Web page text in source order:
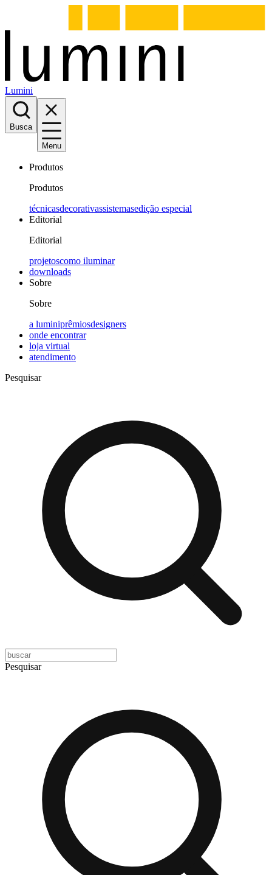
Lumini
Busca
Menu
Produtos
Produtos
técnicasdecorativassistemasedição especial
Editorial
Editorial
projetoscomo iluminar
downloads
Sobre
Sobre
a luminiprêmiosdesigners
onde encontrar
loja virtual
atendimento
Pesquisar
Pesquisar